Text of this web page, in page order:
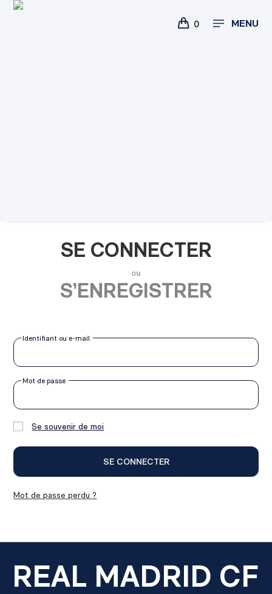
Skip
0 MENU
SE CONNECTER
ou
S’ENREGISTRER
Identifiant ou e-mail Obligatoire
Mot de passe Obligatoire
Se souvenir de moi
SE CONNECTER
Mot de passe perdu ?
REAL MADRID CF